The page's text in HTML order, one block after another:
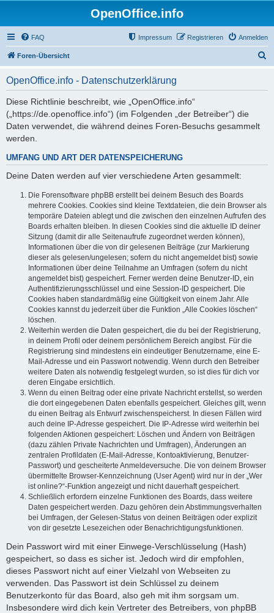
OpenOffice.info
FAQ Anmelden
Registrieren
Impressum
Foren-Übersicht
OpenOffice.info - Datenschutzerklärung
Diese Richtlinie beschreibt, wie „OpenOffice.info“
(„https://de.openoffice.info“) (im Folgenden „der Betreiber“) die
Daten verwendet, die während deines Foren-Besuchs gesammelt
werden.
UMFANG UND ART DER DATENSPEICHERUNG
Deine Daten werden auf vier verschiedene Arten gesammelt:
Die Forensoftware phpBB erstellt bei deinem Besuch des Boards
mehrere Cookies. Cookies sind kleine Textdateien, die dein Browser als
temporäre Dateien ablegt und die zwischen den einzelnen Aufrufen des
Boards erhalten bleiben. In diesen Cookies sind die aktuelle ID deiner
Sitzung (damit dir alle Seitenaufrufe zugeordnet werden können),
Informationen über die von dir gelesenen Beiträge (zur Markierung
dieser als gelesen/ungelesen; sofern du nicht angemeldet bist) sowie
Informationen über deine Teilnahme an Umfragen (sofern du nicht
angemeldet bist) gespeichert. Ferner werden deine Benutzer-ID, ein
Authentifizierungsschlüssel und eine Session-ID gespeichert. Die
Cookies haben standardmäßig eine Gültigkeit von einem Jahr. Alle
Cookies kannst du jederzeit über die Funktion „Alle Cookies löschen“
löschen.
Weiterhin werden die Daten gespeichert, die du bei der Registrierung,
in deinem Profil oder deinem persönlichem Bereich angibst. Für die
Registrierung sind mindestens ein eindeutiger Benutzername, eine E-
Mail-Adresse und ein Passwort notwendig. Wenn durch den Betreiber
weitere Daten als notwendig festgelegt wurden, so ist dies für dich vor
deren Eingabe ersichtlich.
Wenn du einen Beitrag oder eine private Nachricht erstellst, so werden
die dort eingegebenen Daten ebenfalls gespeichert. Gleiches gilt, wenn
du einen Beitrag als Entwurf zwischenspeicherst. In diesen Fällen wird
auch deine IP-Adresse gespeichert. Die IP-Adresse wird weiterhin bei
folgenden Aktionen gespeichert: Löschen und Ändern von Beiträgen
(dazu zählen Private Nachrichten und Umfragen), Änderungen an
zentralen Profildaten (E-Mail-Adresse, Kontoaktivierung, Benutzer-
Passwort) und gescheiterte Anmeldeversuche. Die von deinem Browser
übermittelte Browser-Kennzeichnung (User Agent) wird nur in der „Wer
ist online?“-Funktion angezeigt und nicht dauerhaft gespeichert.
Schließlich erfordern einzelne Funktionen des Boards, dass weitere
Daten gespeichert werden. Dazu gehören dein Abstimmungsverhalten
bei Umfragen, der Gelesen-Status von deinen Beiträgen oder explizit
von dir gesetzte Lesezeichen oder Benachrichtigungsfunktionen.
Dein Passwort wird mit einer Einwege-Verschlüsselung (Hash)
gespeichert, so dass es sicher ist. Jedoch wird dir empfohlen,
dieses Passwort nicht auf einer Vielzahl von Webseiten zu
verwenden. Das Passwort ist dein Schlüssel zu deinem
Benutzerkonto für das Board, also geh mit ihm sorgsam um.
Insbesondere wird dich kein Vertreter des Betreibers, von phpBB